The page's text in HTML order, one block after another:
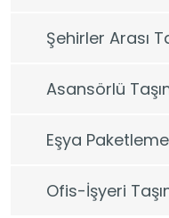
Şehirler Arası
Asansörlü
Eşya Paketleme
Ofis-İşyeri